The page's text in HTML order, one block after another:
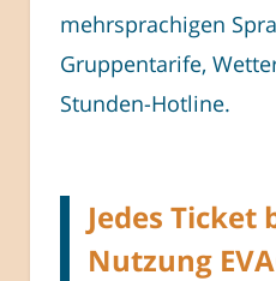
mehrsprachigen
Gruppentarife,
Stunden-Hotline.
Jedes
Nutzung